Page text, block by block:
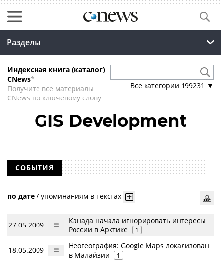
Разделы
Индексная книга (каталог)
CNews*
Получите все материалы
CNews по ключевому слову
Все категории 199231 ▼
GIS Development
СОБЫТИЯ
по дате / упоминаниям в текстах
27.05.2009
Канада начала игнорировать интересы
России в Арктике
1
18.05.2009
Неогеография: Google Maps локализован
в Малайзии
1